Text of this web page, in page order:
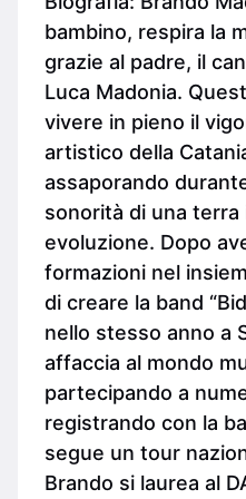
bambino, respira la
grazie al padre, il
Luca Madonia.
vivere in pieno il
artistico della
assaporando
sonorità di una
evoluzione. Dopo
formazioni nel
di creare la band
nello stesso anno a
affaccia al mondo
partecipando a
registrando con la
segue un tour
Brando si laurea al